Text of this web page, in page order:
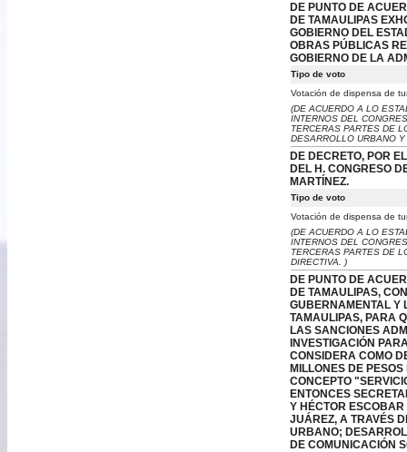
DE PUNTO DE
DE TAMAULIPAS
GOBIERNO DEL
OBRAS PÚBLICAS
GOBIERNO DE LA
Tipo de voto
Votación de dispensa de
(DE ACUERDO A LO
INTERNOS DEL
TERCERAS PARTES DE
DESARROLLO URBANO
DE DECRETO, POR
DEL H. CONGRESO
MARTÍNEZ.
Tipo de voto
Votación de dispensa de
(DE ACUERDO A LO
INTERNOS DEL
TERCERAS PARTES DE
DIRECTIVA. )
DE PUNTO DE
DE TAMAULIPAS,
GUBERNAMENTAL Y
TAMAULIPAS, PARA
LAS SANCIONES
INVESTIGACIÓN
CONSIDERA COMO
MILLONES DE
CONCEPTO
ENTONCES
Y HÉCTOR
JUÁREZ, A TRAVÉS
URBANO;
DE COMUNICACIÓN